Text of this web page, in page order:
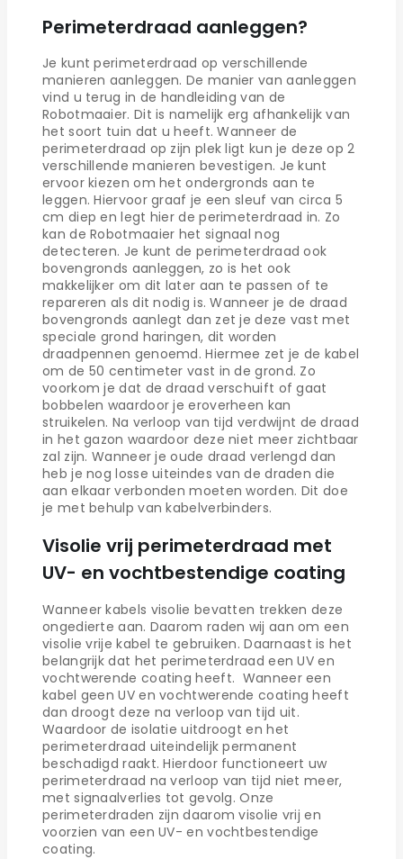
Perimeterdraad aanleggen?
Je kunt perimeterdraad op verschillende
manieren aanleggen. De manier van aanleggen
vind u terug in de handleiding van de
Robotmaaier. Dit is namelijk erg afhankelijk van
het soort tuin dat u heeft. Wanneer de
perimeterdraad op zijn plek ligt kun je deze op 2
verschillende manieren bevestigen. Je kunt
ervoor kiezen om het ondergronds aan te
leggen. Hiervoor graaf je een sleuf van circa 5
cm diep en legt hier de perimeterdraad in. Zo
kan de Robotmaaier het signaal nog
detecteren. Je kunt de perimeterdraad ook
bovengronds aanleggen, zo is het ook
makkelijker om dit later aan te passen of te
repareren als dit nodig is. Wanneer je de draad
bovengronds aanlegt dan zet je deze vast met
speciale grond haringen, dit worden
draadpennen genoemd. Hiermee zet je de kabel
om de 50 centimeter vast in de grond. Zo
voorkom je dat de draad verschuift of gaat
bobbelen waardoor je eroverheen kan
struikelen. Na verloop van tijd verdwijnt de draad
in het gazon waardoor deze niet meer zichtbaar
zal zijn. Wanneer je oude draad verlengd dan
heb je nog losse uiteindes van de draden die
aan elkaar verbonden moeten worden. Dit doe
je met behulp van kabelverbinders.
Visolie vrij perimeterdraad met
UV- en vochtbestendige coating
Wanneer kabels visolie bevatten trekken deze
ongedierte aan. Daarom raden wij aan om een
visolie vrije kabel te gebruiken. Daarnaast is het
belangrijk dat het perimeterdraad een UV en
vochtwerende coating heeft. Wanneer een
kabel geen UV en vochtwerende coating heeft
dan droogt deze na verloop van tijd uit.
Waardoor de isolatie uitdroogt en het
perimeterdraad uiteindelijk permanent
beschadigd raakt. Hierdoor functioneert uw
perimeterdraad na verloop van tijd niet meer,
met signaalverlies tot gevolg. Onze
perimeterdraden zijn daarom visolie vrij en
voorzien van een UV- en vochtbestendige
coating.